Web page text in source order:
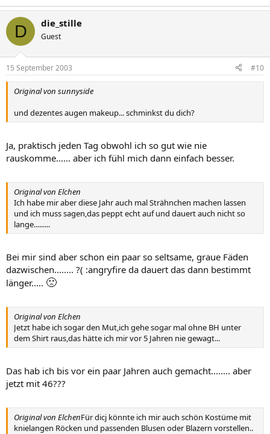
D die_stille
Guest
15 September 2003 #10
Original von sunnyside
und dezentes augen makeup... schminkst du dich?
Ja, praktisch jeden Tag obwohl ich so gut wie nie
rauskomme...... aber ich fühl mich dann einfach besser.
Original von Elchen
Ich habe mir aber diese Jahr auch mal Strähnchen machen lassen
und ich muss sagen,das peppt echt auf und dauert auch nicht so
lange.........
Bei mir sind aber schon ein paar so seltsame, graue Fäden
dazwischen........ ?( :angryfire da dauert das dann bestimmt
länger..... 🙁
Original von Elchen
Jetzt habe ich sogar den Mut,ich gehe sogar mal ohne BH unter
dem Shirt raus,das hätte ich mir vor 5 Jahren nie gewagt...
Das hab ich bis vor ein paar Jahren auch gemacht........ aber
jetzt mit 46???
Original von ElchenFür dicj könnte ich mir auch schön Kostüme mit
knielangen Röcken und passenden Blusen oder Blazern vorstellen..